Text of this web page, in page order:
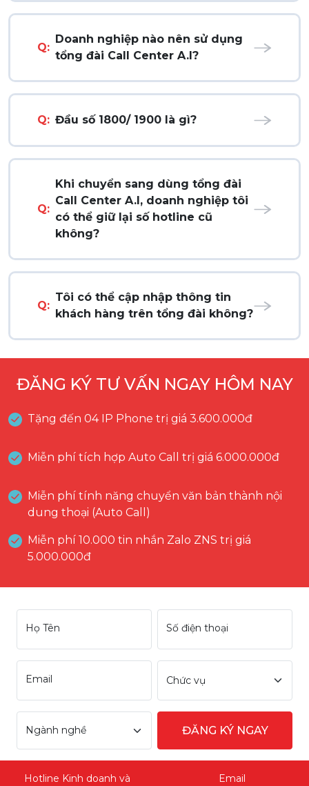
Q:
Doanh nghiệp nào nên sử dụng
tổng đài Call Center A.I?
Q: Đầu số 1800/ 1900 là gì?
Q:
Khi chuyển sang dùng tổng đài
Call Center A.I, doanh nghiệp tôi
có thể giữ lại số hotline cũ
không?
Q:
Tôi có thể cập nhập thông tin
khách hàng trên tổng đài không?
ĐĂNG KÝ TƯ VẤN NGAY HÔM NAY
Tặng đến 04 IP Phone trị giá 3.600.000đ
Miễn phí tích hợp Auto Call trị giá 6.000.000đ
Miễn phí tính năng chuyển văn bản thành nội
dung thoại (Auto Call)
Miễn phí 10.000 tin nhắn Zalo ZNS trị giá
5.000.000đ
Họ Tên Số điện thoại
Email
ĐĂNG KÝ NGAY
Hotline Kinh doanh và
Email